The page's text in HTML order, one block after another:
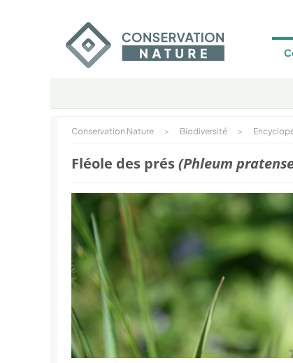
Conservation Nature > Biodiversité >
Fléole des prés(Phleum